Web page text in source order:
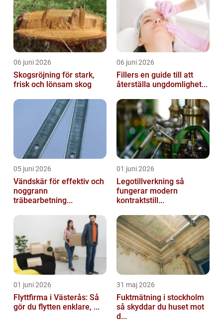
06 juni 2026
Skogsröjning för stark,
frisk och lönsam skog
06 juni 2026
Fillers en guide till att
återställa ungdomlighet...
05 juni 2026
Vändskär för effektiv och
noggrann
träbearbetning...
01 juni 2026
Legotillverkning så
fungerar modern
kontraktstill...
01 juni 2026
Flyttfirma i Västerås: Så
gör du flytten enklare, ...
31 maj 2026
Fuktmätning i stockholm
så skyddar du huset mot
d...